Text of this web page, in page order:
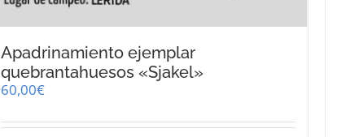
Apadrinamiento ejemplar
quebrantahuesos «Sjakel»
60,00€